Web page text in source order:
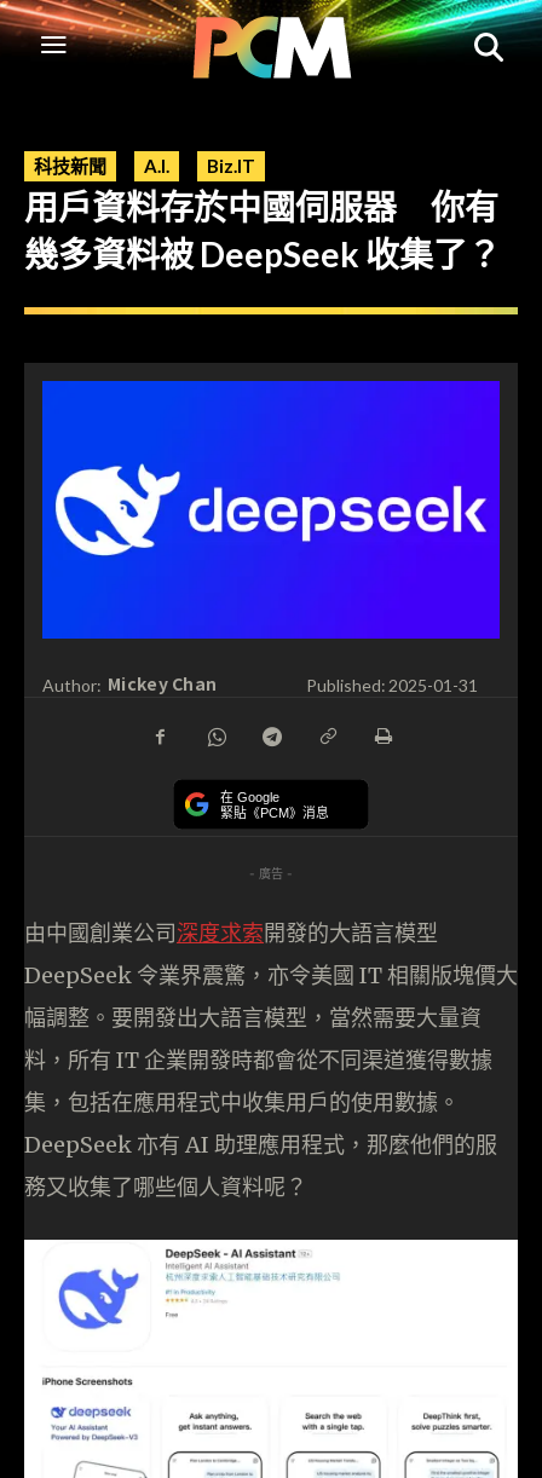
科技新聞 A.I. Biz.IT
用戶資料存於中國伺服器 你有
幾多資料被 DeepSeek 收集了？
Author: Mickey Chan Published: 2025-01-31
在 Google
緊貼《PCM》消息
- 廣告 -
由中國創業公司深度求索開發的大語言模型
DeepSeek 令業界震驚，亦令美國 IT 相關版塊價大
幅調整。要開發出大語言模型，當然需要大量資
料，所有 IT 企業開發時都會從不同渠道獲得數據
集，包括在應用程式中收集用戶的使用數據。
DeepSeek 亦有 AI 助理應用程式，那麼他們的服
務又收集了哪些個人資料呢？